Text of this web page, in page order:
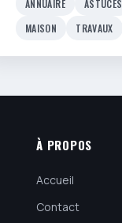
ANNUAIRE ASTUCES
MAISON
TRAVAUX
À PROPOS
Accueil
Contact